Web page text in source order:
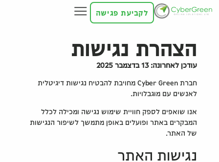
לקביעת פגישה
הצהרת נגישות
עודכן לאחרונה: 13 בדצמבר 2025
חברת Cyber Green מחויבת להבטיח נגישות דיגיטלית
לאנשים עם מוגבלויות.
אנו שואפים לספק חוויית שימוש נגישה ומכילה לכלל
המבקרים באתר ופועלים באופן מתמשך לשיפור הנגישות
של האתר.
נגישות האתר